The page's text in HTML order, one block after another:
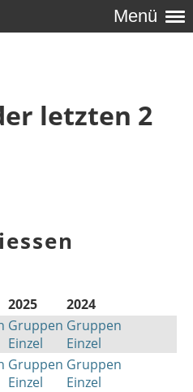
Menü
letzten 2
2025
2024
Gruppen
Einzel
Gruppen
Einzel
Gruppen
Einzel
Gruppen
Einzel